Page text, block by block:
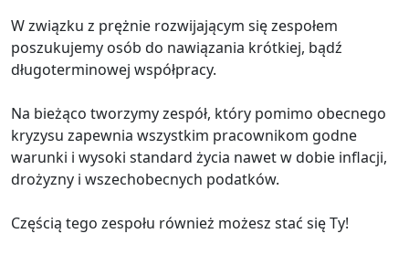
W związku z prężnie rozwijającym się zespołem
poszukujemy osób do nawiązania krótkiej, bądź
długoterminowej współpracy.
Na bieżąco tworzymy zespół, który pomimo obecnego
kryzysu zapewnia wszystkim pracownikom godne
warunki i wysoki standard życia nawet w dobie inflacji,
drożyzny i wszechobecnych podatków.
Częścią tego zespołu również możesz stać się Ty!